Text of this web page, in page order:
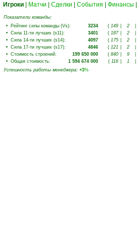
Игроки Матчи Сделки События Финансы
Показатели команды:
• Рейтинг силы команды (Vs): 3234 ( 149 2
• Сила 11-ти лучших (s11): 3401 ( 187 2
• Сила 14-ти лучших (s14): 4097 ( 175 2
• Сила 17-ти лучших (s17): 4846 ( 121 2
• Стоимость строений: 199 650 000 ( 840 9
• Общая стоимость: 1 594 674 000 ( 116 1
Успешность работы менеджера: +3%